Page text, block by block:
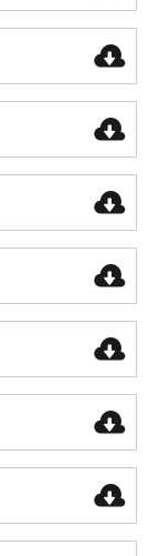






